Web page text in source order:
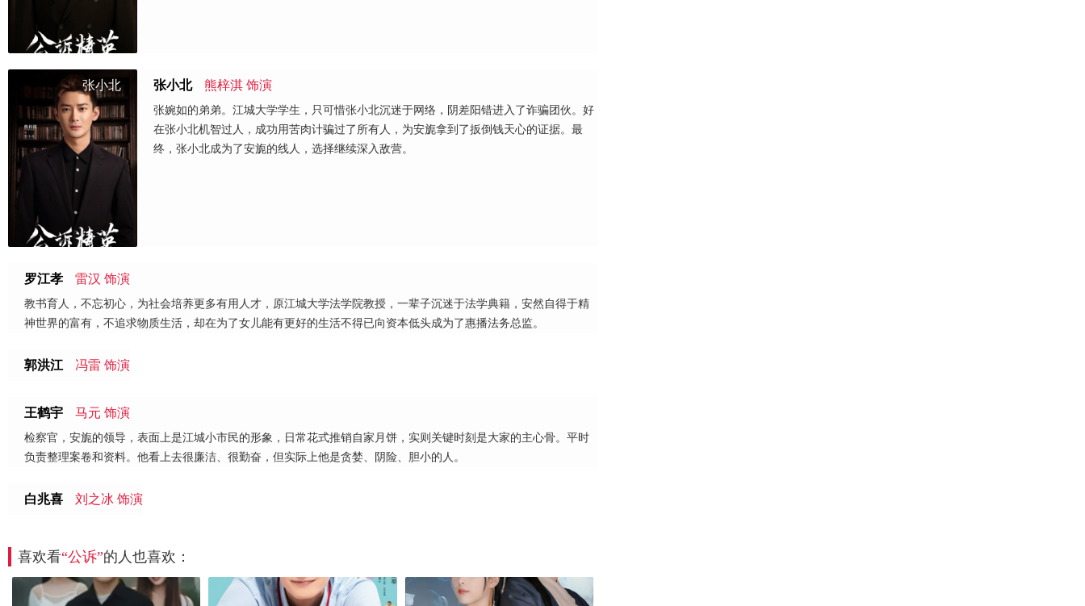
张小北 张小北 熊梓淇 饰演
张婉如的弟弟。江城大学学生，只可惜张小北沉迷于网络，阴差阳错进入了诈骗团伙。好
在张小北机智过人，成功用苦肉计骗过了所有人，为安旎拿到了扳倒钱天心的证据。最
终，张小北成为了安旎的线人，选择继续深入敌营。
罗江孝 雷汉 饰演
教书育人，不忘初心，为社会培养更多有用人才，原江城大学法学院教授，一辈子沉迷于法学典籍，安然自得于精
神世界的富有，不追求物质生活，却在为了女儿能有更好的生活不得已向资本低头成为了惠播法务总监。
郭洪江 冯雷 饰演
王鹤宇 马元 饰演
检察官，安旎的领导，表面上是江城小市民的形象，日常花式推销自家月饼，实则关键时刻是大家的主心骨。平时
负责整理案卷和资料。他看上去很廉洁、很勤奋，但实际上他是贪婪、阴险、胆小的人。
白兆喜 刘之冰 饰演
喜欢看“公诉”的人也喜欢：